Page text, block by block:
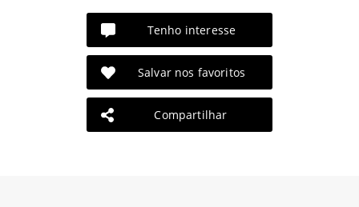
Tenho interesse
Salvar nos favoritos
Compartilhar